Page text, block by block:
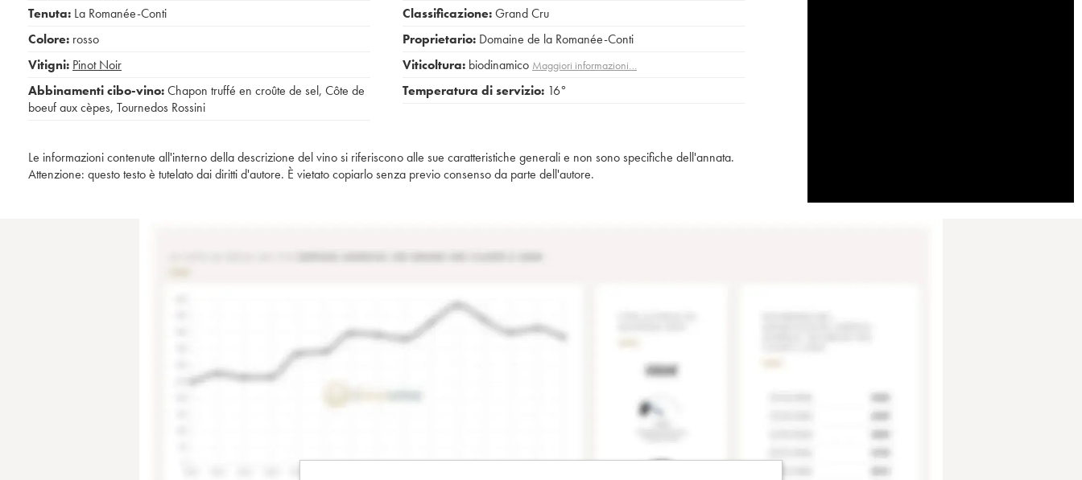
Tenuta: La Romanée-Conti
Colore: rosso
Vitigni: Pinot Noir
Abbinamenti cibo-vino:Chapon truffé en croûte de sel, Côte de
boeuf aux cèpes, Tournedos Rossini
Classificazione:Grand Cru
Proprietario: Domaine de la Romanée-Conti
Viticoltura: biodinamico Maggiori informazioni…
Temperatura di servizio: 16°
Le informazioni contenute all'interno della descrizione del vino si riferiscono alle sue caratteristiche generali e non sono specifiche dell'annata.
Attenzione: questo testo è tutelato dai diritti d'autore. È vietato copiarlo senza previo consenso da parte dell'autore.